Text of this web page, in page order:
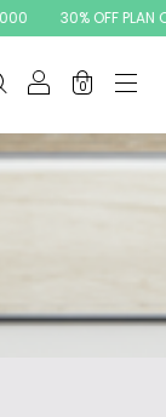
30% OFF PLAN
0